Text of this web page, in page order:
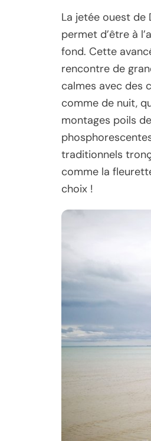
La jetée ouest
permet d’être à
fond. Cette
rencontre de
calmes avec des
comme de nuit,
montages poils
traditionnels
comme la
choix !